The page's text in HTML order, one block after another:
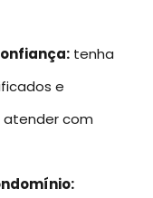
tenha
e
com